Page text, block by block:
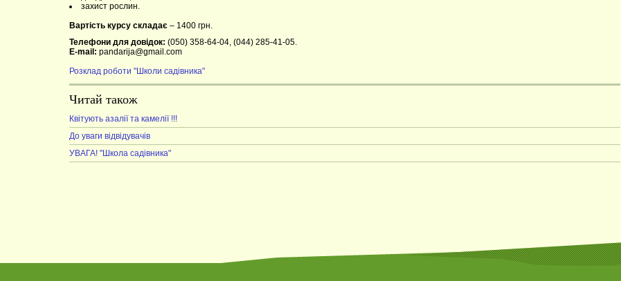
захист рослин.
Вартість курсу складає – 1400 грн.
Телефони для довідок: (050) 358-64-04, (044) 285-41-05.
E-mail: pandarija@gmail.com
Розклад роботи "Школи садівника"
Читай також
Квітують азалії та камелії !!!
До уваги відвідувачів
УВАГА! "Школа садівника"